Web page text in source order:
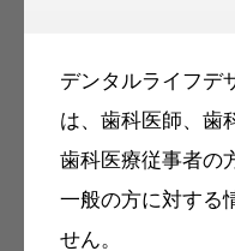
デンタルライフデ
は、歯科医師、歯
歯科医療従事者の
一般の方に対する
せん。
メ